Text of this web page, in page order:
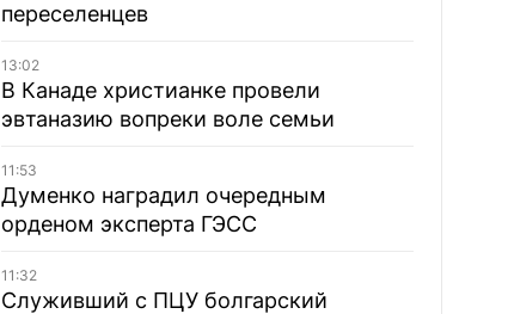
переселенцев
13:02
В Канаде христианке провели
эвтаназию вопреки воле семьи
11:53
Думенко наградил очередным
орденом эксперта ГЭСС
11:32
Служивший с ПЦУ болгарский